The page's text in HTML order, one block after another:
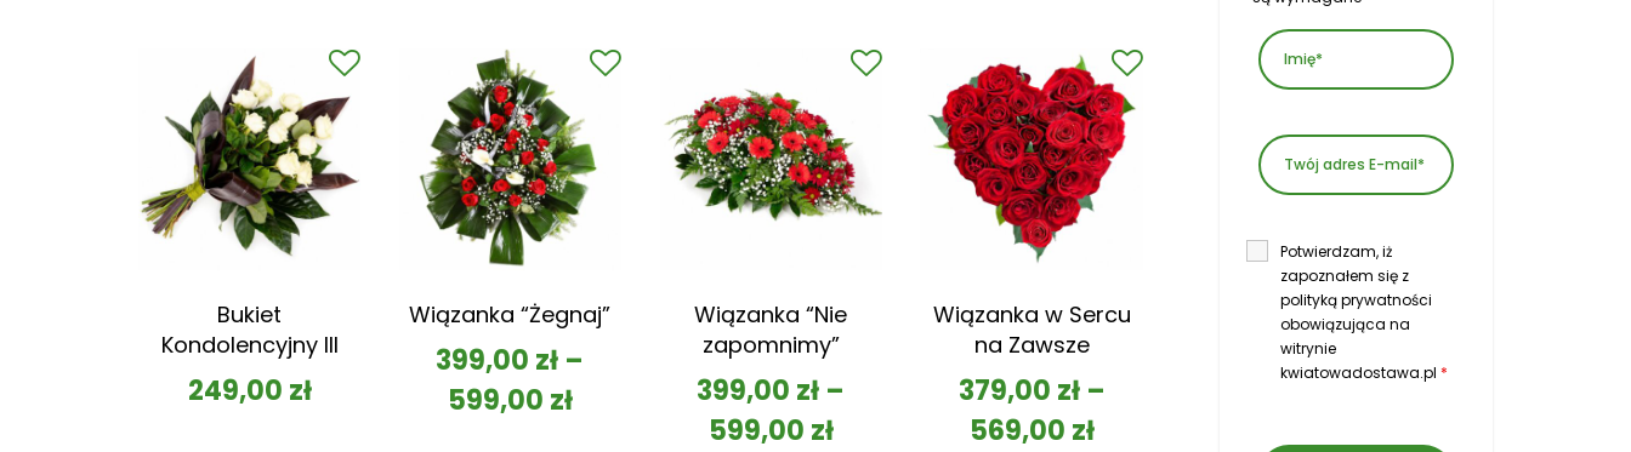
Bukiet
Kondolencyjny III
249,00 zł
Wiązanka “Żegnaj”
399,00 zł –
599,00 zł
Wiązanka “Nie
zapomnimy”
399,00 zł –
599,00 zł
Wiązanka w Sercu
na Zawsze
379,00 zł–
569,00 zł
Potwierdzam, iż
zapoznałem się z
polityką prywatności
obowiązująca na
witrynie
kwiatowadostawa.pl *